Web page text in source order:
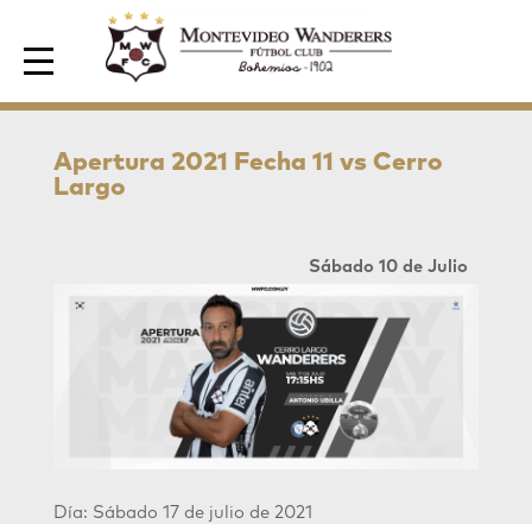
Area de Socios
Apertura 2021 Fecha 11 vs Cerro
Largo
Sábado 10 de Julio
Día: Sábado 17 de julio de 2021